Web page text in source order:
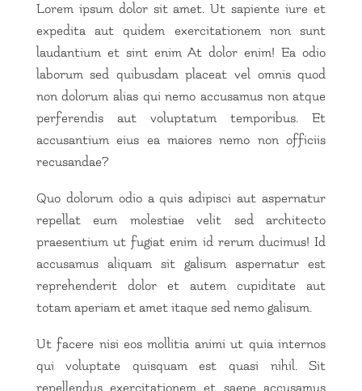
Lorem ipsum dolor sit amet. Ut sapiente iure et
expedita aut quidem exercitationem non sunt
laudantium et sint enim At dolor enim! Ea odio
laborum sed quibusdam placeat vel omnis quod
non dolorum alias qui nemo accusamus non atque
perferendis aut voluptatum temporibus. Et
accusantium eius ea maiores nemo non officiis
recusandae?
Quo dolorum odio a quis adipisci aut aspernatur
repellat eum molestiae velit sed architecto
praesentium ut fugiat enim id rerum ducimus! Id
accusamus aliquam sit galisum aspernatur est
reprehenderit dolor et autem cupiditate aut
totam aperiam et amet itaque sed nemo galisum.
Ut facere nisi eos mollitia animi ut quia internos
qui voluptate quisquam est quasi nihil. Sit
repellendus exercitationem et saepe accusamus